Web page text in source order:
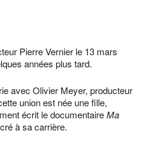
Pierre Vernier le 13 mars
années plus tard.
avec Olivier Meyer, producteur
union est née une fille,
écrit le documentaireMa
à sa carrière.